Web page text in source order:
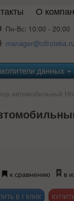
О
Пн-Вс: 10:00 - 20:00
manager@cifroteka.ru
данных
автомобильный
к сравнению в
В 1 КЛИК